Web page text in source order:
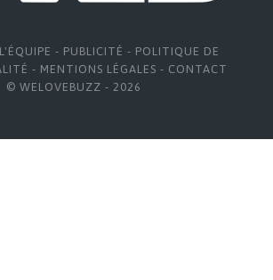
- PUBLICITÉ - POLITIQUE DE
- MENTIONS LÉGALES - CONTACT
© WELOVEBUZZ - 2026